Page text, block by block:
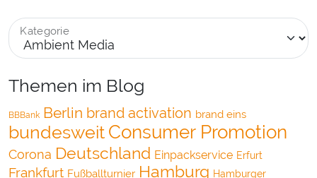
Kategorie
Themen im Blog
BBBank Berlin brand activation brand eins
bundesweit Consumer Promotion
Corona Deutschland Einpackservice Erfurt
Frankfurt Fußballturnier Hamburg Hamburger